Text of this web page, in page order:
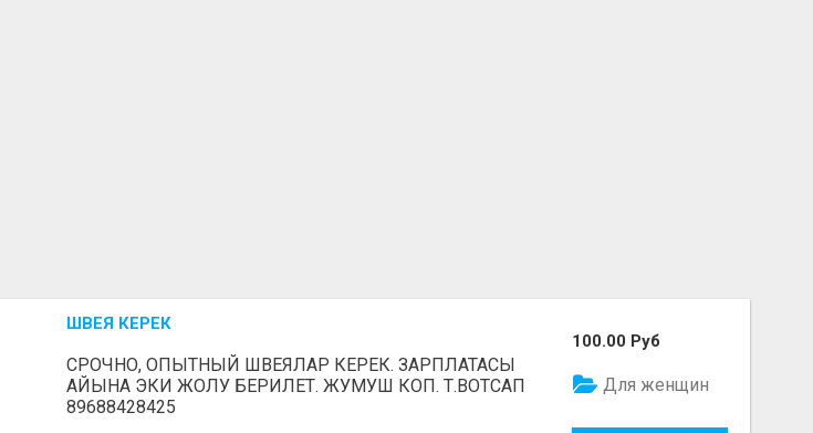
ШВЕЯ КЕРЕК
СРОЧНО, ОПЫТНЫЙ ШВЕЯЛАР КЕРЕК. ЗАРПЛАТАСЫ
АЙЫНА ЭКИ ЖОЛУ БЕРИЛЕТ. ЖУМУШ КОП. Т.ВОТСАП
89688428425
100.00 Руб
Для женщин